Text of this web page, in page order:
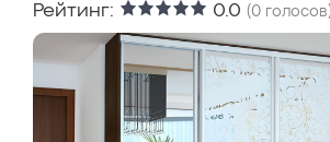
Рейтинг: 0.0 (0